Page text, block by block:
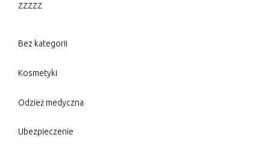
zzzzz
Bez kategorii
Kosmetyki
Odzież medyczna
Ubezpieczenie